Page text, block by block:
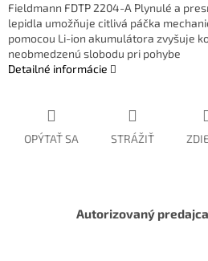
Fieldmann FDTP 2204-A Plynulé a
lepidla umožňuje citlivá páčka
pomocou Li-ion akumulátora zvyšuje
neobmedzenú slobodu pri pohybe
Detailné informácie
OPÝTAŤ SA STRÁŽIŤ
Autorizovaný predajca